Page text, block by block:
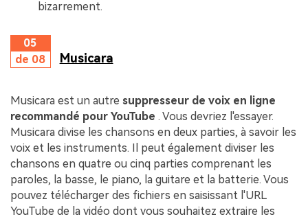
bizarrement.
05
de 08
Musicara
Musicara est un autre suppresseur de voix en ligne
recommandé pour YouTube . Vous devriez l'essayer.
Musicara divise les chansons en deux parties, à savoir les
voix et les instruments. Il peut également diviser les
chansons en quatre ou cinq parties comprenant les
paroles, la basse, le piano, la guitare et la batterie. Vous
pouvez télécharger des fichiers en saisissant l'URL
YouTube de la vidéo dont vous souhaitez extraire les